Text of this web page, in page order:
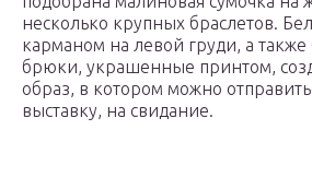
несколько крупных браслетов.
карманом на левой груди, а
брюки, украшенные принтом,
образ, в котором можно
выставку, на свидание.